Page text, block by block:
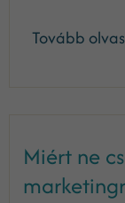
Tovább
Miért ne